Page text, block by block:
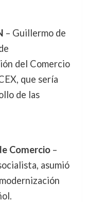
– Guillermo de
del Comercio
que sería
de las
Comercio–
asumió